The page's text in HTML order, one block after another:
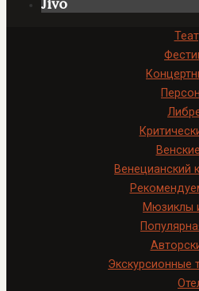
Венецианский
Мюзиклы
Экскурсионные